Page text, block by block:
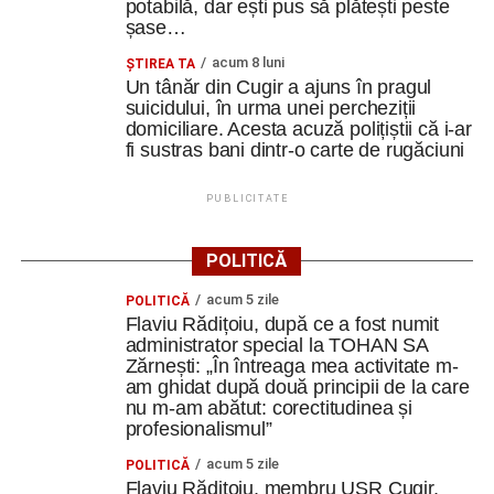
Seara interculturală a schimbat complet atmosfera. Am
lăsat deoparte rolurile profesionale și am devenit actori,
povestitori și reprezentanți ai propriilor culturi.
Fiecare țară a venit cu produse, dulciuri și elemente
tradiționale, iar echipele interculturale au primit
veselie, improvizație și creativitate, dar și o lecție
autentică despre diversitatea Europei
Teatrul, cultura și patrimoniul ceh
Ea mărturisește că, în cadrul unei alte sesiuni a
descoperit Theatre of the Oppressed, metoda creată de
Augusto Boal, care transformă teatrul într-un instrument
de exprimare, reflecție și schimbare.
potabilă, dar ești pus să plătești peste
șase…
ȘTIREA TA acum 8 luni
Un tânăr din Cugir a ajuns în pragul
suicidului, în urma unei percheziții
domiciliare. Acesta acuză polițiștii că i-ar
fi sustras bani dintr-o carte de rugăciuni
PUBLICITATE
POLITICĂ
POLITICĂ acum 5 zile
Flaviu Rădițoiu, după ce a fost numit
administrator special la TOHAN SA
Zărnești: „În întreaga mea activitate m-
am ghidat după două principii de la care
nu m-am abătut: corectitudinea și
profesionalismul”
POLITICĂ acum 5 zile
Flaviu Rădițoiu, membru USR Cugir,